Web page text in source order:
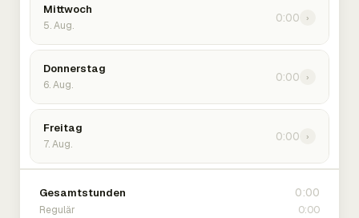
Mittwoch
5. Aug.
0:00 ›
Donnerstag
6. Aug.
0:00 ›
Freitag
7. Aug.
0:00 ›
Gesamtstunden 0:00
Regulär 0:00